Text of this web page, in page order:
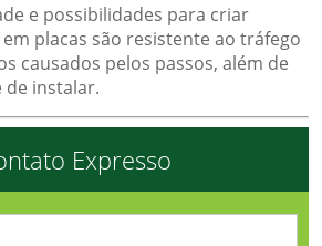
e possibilidades para criar
placas são resistente ao tráfego
causados pelos passos, além de
de instalar.
Expresso